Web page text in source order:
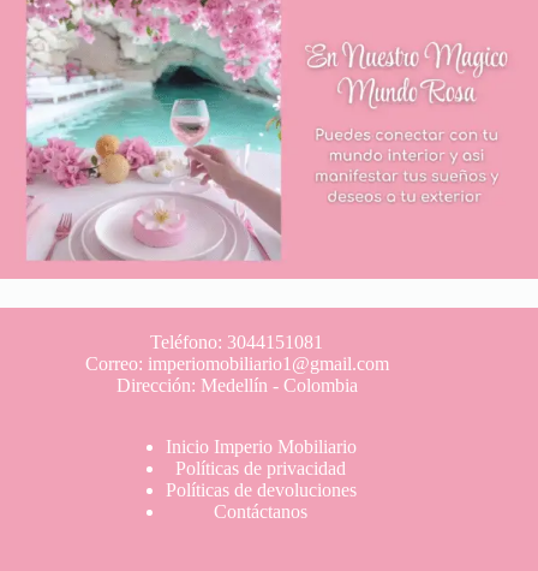
Teléfono: 3044151081
Correo: imperiomobiliario1@gmail.com
Dirección: Medellín - Colombia
Inicio Imperio Mobiliario
Políticas de privacidad
Políticas de devoluciones
Contáctanos